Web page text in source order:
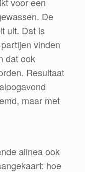
De
uit. Dat is
vinden
dat ook
Resultaat
maar met
alinea ook
hoe